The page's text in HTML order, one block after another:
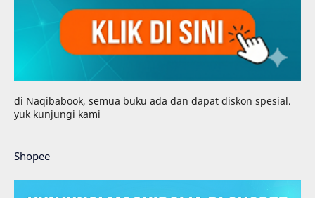
di Naqibabook, semua buku ada dan dapat diskon spesial.
yuk kunjungi kami
Shopee